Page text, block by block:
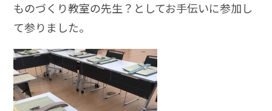
ものづくり教室の先生？としてお手伝いに参加し
て参りました。